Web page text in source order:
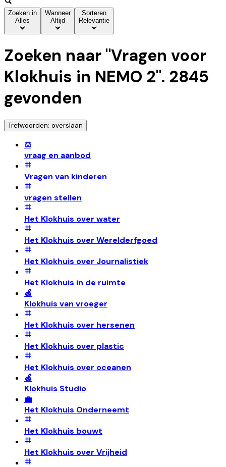
Zoeken in
Alles
Wanneer
Altijd
Sorteren
Relevantie
Zoeken naar "Vragen voor
Klokhuis in NEMO 2". 2845
gevonden
Trefwoorden: overslaan
⚖️
vraag en aanbod
Vragen van kinderen
vragen stellen
Het Klokhuis over water
Het Klokhuis over Werelderfgoed
Het Klokhuis over Journalistiek
Het Klokhuis in de ruimte
🍏
Klokhuis van vroeger
Het Klokhuis over hersenen
Het Klokhuis over plastic
Het Klokhuis over oceanen
🍏
Klokhuis Studio
💼
Het Klokhuis Onderneemt
Het Klokhuis bouwt
Het Klokhuis over Vrijheid